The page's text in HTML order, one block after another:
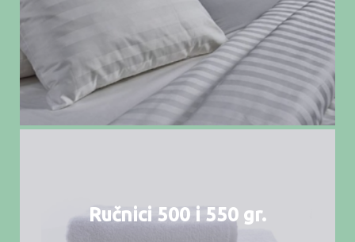
Ručnici 500 i 550 gr.